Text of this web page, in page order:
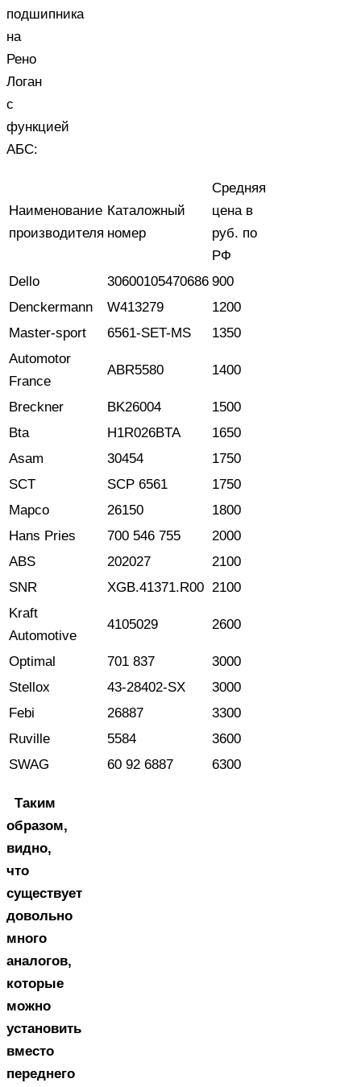
подшипника
на
Рено
Логан
с
функцией
АБС:
Наименование
производителя
Каталожный
номер
Средняя
цена в
руб. по
РФ
Dello
30600105470686 900
Denckermann
W413279
1200
Master-sport
6561-SET-MS
1350
Automotor
France
ABR5580 1400
Breckner BK26004
1500
Bta
H1R026BTA
1650
Asam
30454
1750
SCT
SCP 6561
1750
Mapco
26150
1800
Hans Pries
700 546 755
2000
ABS
202027
2100
SNR
XGB.41371.R00 2100
Kraft
Automotive
4105029 2600
Optimal 701 837
3000
Stellox
43-28402-SX
3000
Febi
26887
3300
Ruville
5584
3600
SWAG
60 92 6887 6300
Таким
образом,
видно,
что
существует
довольно
много
аналогов,
которые
можно
установить
вместо
переднего